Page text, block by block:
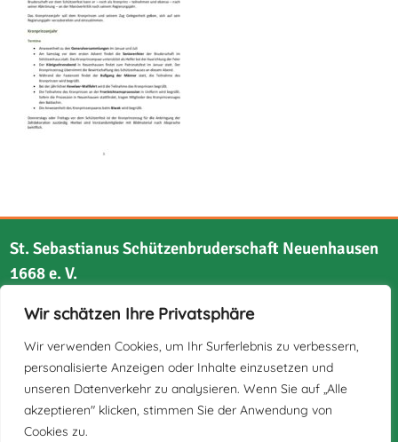
Wir schätzen Ihre Privatsphäre
Wir verwenden Cookies, um Ihr Surferlebnis zu verbessern,
personalisierte Anzeigen oder Inhalte einzusetzen und
unseren Datenverkehr zu analysieren. Wenn Sie auf „Alle
akzeptieren" klicken, stimmen Sie der Anwendung von
Cookies zu.
St. Sebastianus Schützenbruderschaft Neuenhausen
1668 e. V.
Bruchstraße 21